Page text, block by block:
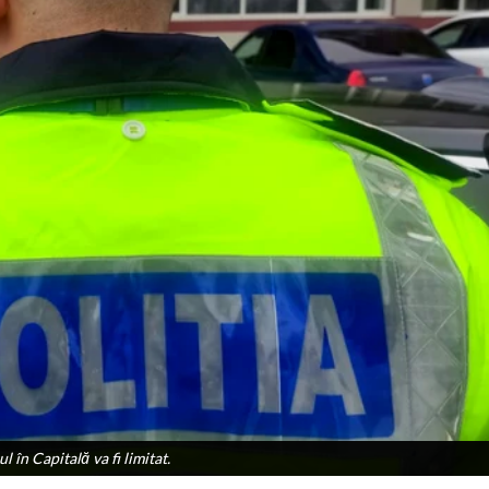
în Capitală va fi limitat.
în Capitală va fi limitat.